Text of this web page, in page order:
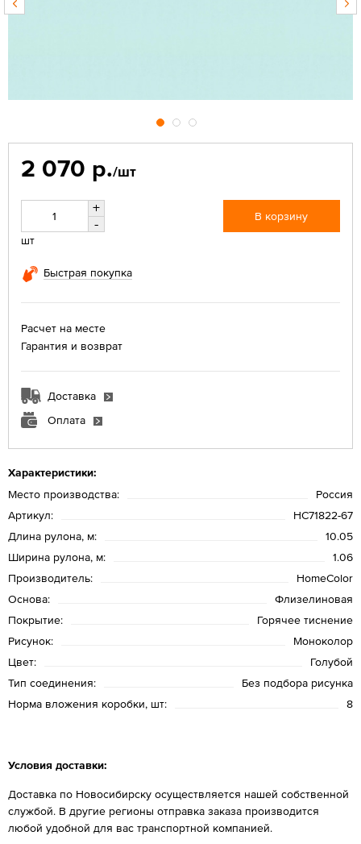
Характеристики:
Место производства:
Россия
Артикул:
HC71822-67
Длина рулона, м:
10.05
Ширина рулона, м:
1.06
Производитель:
HomeColor
Основа:
Флизелиновая
Покрытие:
Горячее тиснение
Рисунок:
Моноколор
Цвет:
Голубой
Тип соединения:
Без подбора рисунка
Норма вложения коробки, шт:
8
2 070 р./шт
+
-
шт
В корзину
Быстрая покупка
Расчет на месте
Гарантия и возврат
Доставка
Оплата
Условия доставки:
Доставка по Новосибирску осуществляется нашей собственной
службой. В другие регионы отправка заказа производится
любой удобной для вас транспортной компанией.